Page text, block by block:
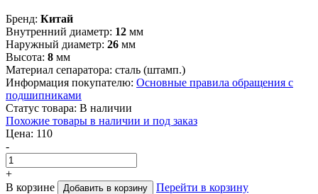
Бренд: Китай
Внутренний диаметр: 12 мм
Наружный диаметр: 26 мм
Высота: 8 мм
Материал сепаратора: сталь (штамп.)
Информация покупателю: Основные правила обращения с
подшипниками
Статус товара: В наличии
Похожие товары в наличии и под заказ
Цена: 110
-
+
В корзине
Добавить в корзину
Перейти в корзину